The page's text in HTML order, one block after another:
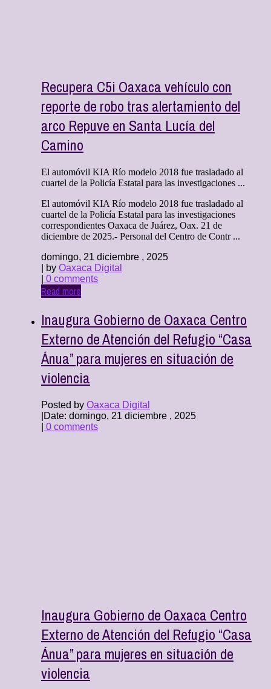
Recupera C5i Oaxaca vehículo con
reporte de robo tras alertamiento del
arco Repuve en Santa Lucía del
Camino
El automóvil KIA Río modelo 2018 fue trasladado al
cuartel de la Policía Estatal para las investigaciones ...
El automóvil KIA Río modelo 2018 fue trasladado al
cuartel de la Policía Estatal para las investigaciones
correspondientes Oaxaca de Juárez, Oax. 21 de
diciembre de 2025.- Personal del Centro de Contr ...
domingo, 21 diciembre , 2025
| by Oaxaca Digital
0 comments
Read more
Inaugura Gobierno de Oaxaca Centro
Externo de Atención del Refugio “Casa
Ánua” para mujeres en situación de
violencia
Posted by Oaxaca Digital
Date: domingo, 21 diciembre , 2025
0 comments
Inaugura Gobierno de Oaxaca Centro
Externo de Atención del Refugio “Casa
Ánua” para mujeres en situación de
violencia